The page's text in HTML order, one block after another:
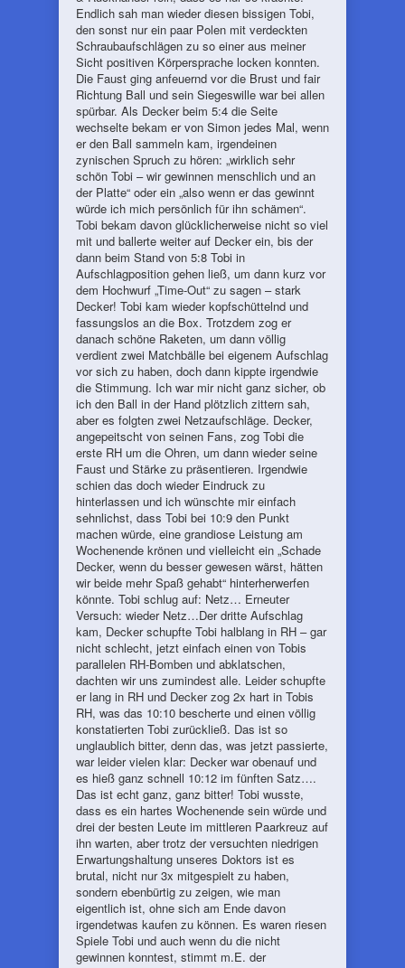
Endlich sah man wieder diesen bissigen Tobi,
den sonst nur ein paar Polen mit verdeckten
Schraubaufschlägen zu so einer aus meiner
Sicht positiven Körpersprache locken konnten.
Die Faust ging anfeuernd vor die Brust und fair
Richtung Ball und sein Siegeswille war bei allen
spürbar. Als Decker beim 5:4 die Seite
wechselte bekam er von Simon jedes Mal, wenn
er den Ball sammeln kam, irgendeinen
zynischen Spruch zu hören: „wirklich sehr
schön Tobi – wir gewinnen menschlich und an
der Platte“ oder ein „also wenn er das gewinnt
würde ich mich persönlich für ihn schämen“.
Tobi bekam davon glücklicherweise nicht so viel
mit und ballerte weiter auf Decker ein, bis der
dann beim Stand von 5:8 Tobi in
Aufschlagposition gehen ließ, um dann kurz vor
dem Hochwurf „Time-Out“ zu sagen – stark
Decker! Tobi kam wieder kopfschüttelnd und
fassungslos an die Box. Trotzdem zog er
danach schöne Raketen, um dann völlig
verdient zwei Matchbälle bei eigenem Aufschlag
vor sich zu haben, doch dann kippte irgendwie
die Stimmung. Ich war mir nicht ganz sicher, ob
ich den Ball in der Hand plötzlich zittern sah,
aber es folgten zwei Netzaufschläge. Decker,
angepeitscht von seinen Fans, zog Tobi die
erste RH um die Ohren, um dann wieder seine
Faust und Stärke zu präsentieren. Irgendwie
schien das doch wieder Eindruck zu
hinterlassen und ich wünschte mir einfach
sehnlichst, dass Tobi bei 10:9 den Punkt
machen würde, eine grandiose Leistung am
Wochenende krönen und vielleicht ein „Schade
Decker, wenn du besser gewesen wärst, hätten
wir beide mehr Spaß gehabt“ hinterherwerfen
könnte. Tobi schlug auf: Netz… Erneuter
Versuch: wieder Netz…Der dritte Aufschlag
kam, Decker schupfte Tobi halblang in RH – gar
nicht schlecht, jetzt einfach einen von Tobis
parallelen RH-Bomben und abklatschen,
dachten wir uns zumindest alle. Leider schupfte
er lang in RH und Decker zog 2x hart in Tobis
RH, was das 10:10 bescherte und einen völlig
konstatierten Tobi zurückließ. Das ist so
unglaublich bitter, denn das, was jetzt passierte,
war leider vielen klar: Decker war obenauf und
es hieß ganz schnell 10:12 im fünften Satz….
Das ist echt ganz, ganz bitter! Tobi wusste,
dass es ein hartes Wochenende sein würde und
drei der besten Leute im mittleren Paarkreuz auf
ihn warten, aber trotz der versuchten niedrigen
Erwartungshaltung unseres Doktors ist es
brutal, nicht nur 3x mitgespielt zu haben,
sondern ebenbürtig zu zeigen, wie man
eigentlich ist, ohne sich am Ende davon
irgendetwas kaufen zu können. Es waren riesen
Spiele Tobi und auch wenn du die nicht
gewinnen konntest, stimmt m.E. der